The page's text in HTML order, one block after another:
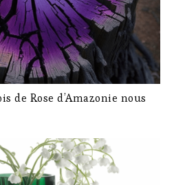
de Rose d’Amazonie nous